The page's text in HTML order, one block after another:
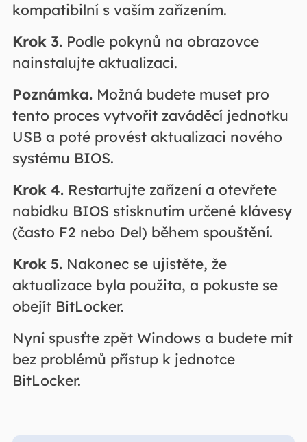
kompatibilní s vaším zařízením.
Krok 3.Podle pokynů na obrazovce
nainstalujte aktualizaci.
Poznámka.Možná budete muset pro
tento proces vytvořit zaváděcí jednotku
USB a poté provést aktualizaci nového
systému BIOS.
Krok 4.Restartujte zařízení a otevřete
nabídku BIOS stisknutím určené klávesy
(často F2 nebo Del) během spouštění.
Krok 5.Nakonec se ujistěte, že
aktualizace byla použita, a pokuste se
obejít BitLocker.
Nyní spusťte zpět Windows a budete mít
bez problémů přístup k jednotce
BitLocker.